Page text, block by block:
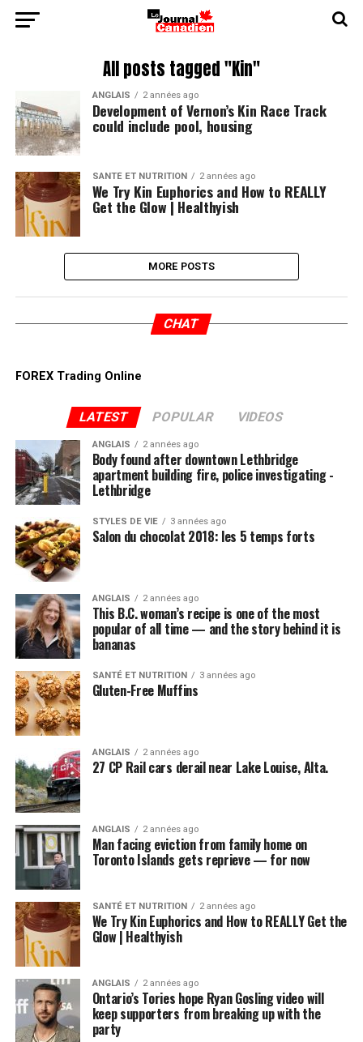
All posts tagged "Kin"
ANGLAIS 2 années ago
Development of Vernon’s Kin Race Track
could include pool, housing
SANTÉ ET NUTRITION 2 années ago
We Try Kin Euphorics and How to REALLY
Get the Glow | Healthyish
MORE POSTS
CHAT
FOREX Trading Online
LATEST POPULAR VIDEOS
ANGLAIS 2 années ago
Body found after downtown Lethbridge
apartment building fire, police investigating -
Lethbridge
STYLES DE VIE 3 années ago
Salon du chocolat 2018: les 5 temps forts
ANGLAIS 2 années ago
This B.C. woman’s recipe is one of the most
popular of all time — and the story behind it is
bananas
SANTÉ ET NUTRITION 3 années ago
Gluten-Free Muffins
ANGLAIS 2 années ago
27 CP Rail cars derail near Lake Louise, Alta.
ANGLAIS 2 années ago
Man facing eviction from family home on
Toronto Islands gets reprieve — for now
SANTÉ ET NUTRITION 2 années ago
We Try Kin Euphorics and How to REALLY Get the
Glow | Healthyish
ANGLAIS 2 années ago
Ontario’s Tories hope Ryan Gosling video will
keep supporters from breaking up with the
party